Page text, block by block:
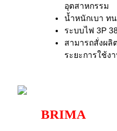
อุตสาหกรรม
น้ำหนักเบา ท
ระบบไฟ 3P
สามารถสั่งผลิ
ระยะการใช้ง
BRIMA